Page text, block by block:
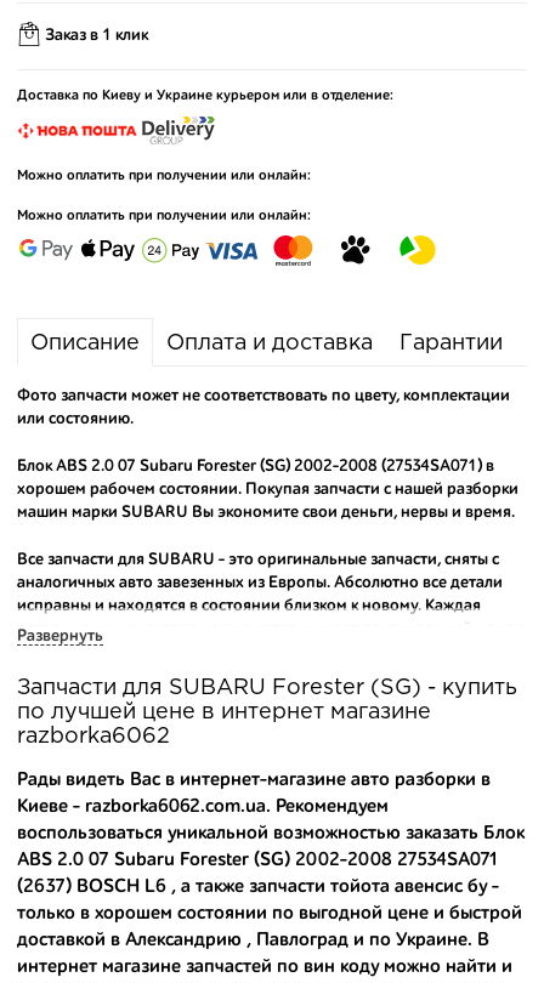
Заказ в 1 клик
Доставка по Киеву и Украине курьером или в отделение:
Можно оплатить при получении или онлайн:
Можно оплатить при получении или онлайн:
Описание Оплата и доставка Гарантии
Фото запчасти может не соответствовать по цвету, комплектации
или состоянию.
Блок ABS 2.0 07 Subaru Forester (SG) 2002-2008 (27534SA071) в
хорошем рабочем состоянии. Покупая запчасти с нашей разборки
машин марки SUBARU Вы экономите свои деньги, нервы и время.
Все запчасти для SUBARU - это оригинальные запчасти, сняты с
аналогичных авто завезенных из Европы. Абсолютно все детали
исправны и находятся в состоянии близком к новому. Каждая
деталь на нашем складе маркируется и имеет оригинальный номер
Вашему вниманию предлагаем широкий ассортимент
автозапчастей дляSUBARU Forester (SG) 2002-2008 и других
популярных марок. Мы продаем оригинальные и
высококачественные запчасти, отказываясь от контрафактных
аналогов.
Многие наши оптовые клиенты рекомендуют именно нашу
разборку как надежного и проверенного продавца. Если вам
требуется приобрести оптовую партию деталей для японских
автомобилей, то консультанты нашего интернет-магазина
подберут вам товар и укомплектуют партию. Также мы поможем с
правильным выбором по каталогу автозапчастей.
Развернуть
Запчасти для SUBARU Forester (SG) - купить
по лучшей цене в интернет магазине
razborka6062
Рады видеть Вас в интернет-магазине авто разборки в
Киеве - razborka6062.com.ua. Рекомендуем
воспользоваться уникальной возможностью заказать Блок
ABS 2.0 07 Subaru Forester (SG) 2002-2008 27534SA071
(2637) BOSCH L6 , а также запчасти тойота авенсис бу-
только в хорошем состоянии по выгодной цене и быстрой
доставкой в Александрию , Павлоград и по Украине. В
интернет магазине запчастей по вин коду можно найти и